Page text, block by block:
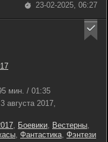
23-02-2025, 06:27
мин. / 01:35
3 августа 2017,
, Боевики, Вестерны,
, Фантастика, Фэнтези